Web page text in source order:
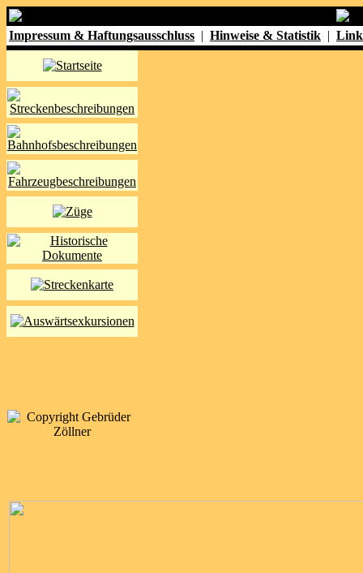
Impressum & Haftungsausschluss | Hinweise & Statistik |